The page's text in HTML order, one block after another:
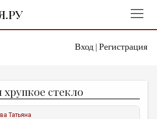
Вход| Регистрация
хрупкое стекло
Татьяна